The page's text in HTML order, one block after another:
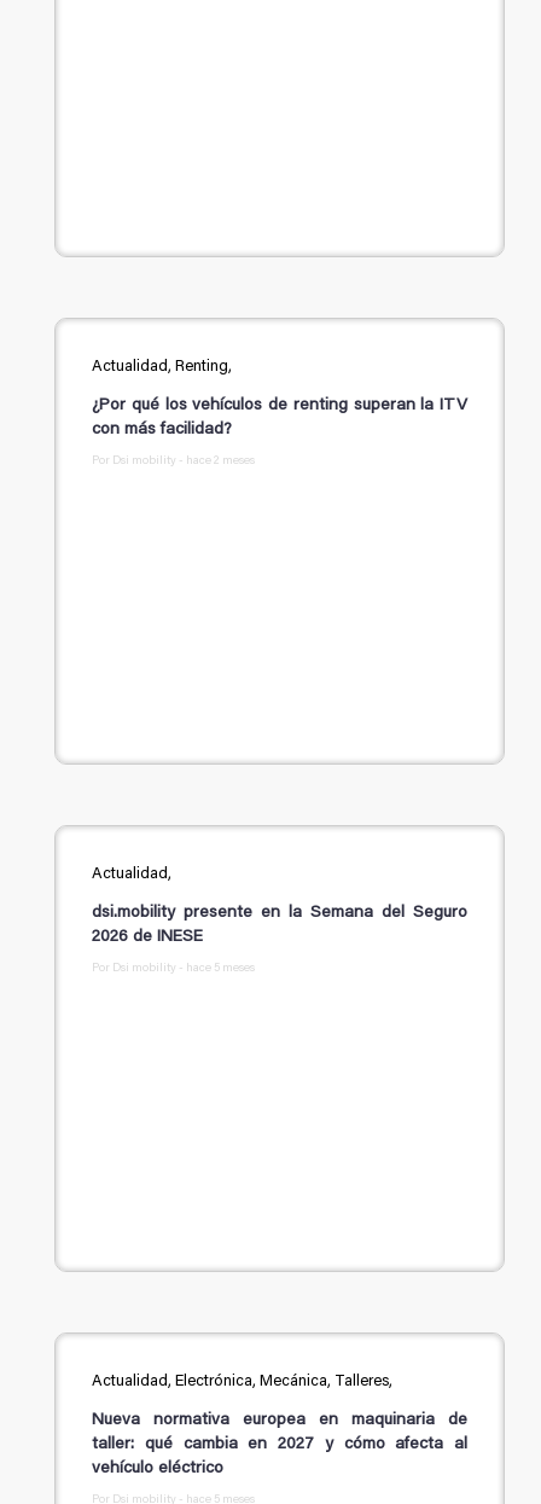
Actualidad, Renting,
¿Por qué los vehículos de renting superan la ITV
con más facilidad?
Por Dsi mobility - hace 2 meses
Actualidad,
dsi.mobility presente en la Semana del Seguro
2026 de INESE
Por Dsi mobility - hace 5 meses
Actualidad, Electrónica, Mecánica, Talleres,
Nueva normativa europea en maquinaria de
taller: qué cambia en 2027 y cómo afecta al
vehículo eléctrico
Por Dsi mobility - hace 5 meses